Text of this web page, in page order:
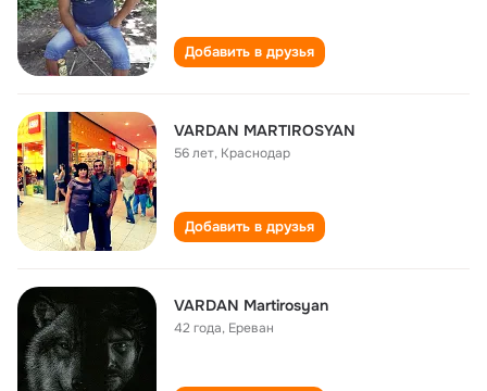
Добавить в друзья
VARDAN MARTIROSYAN
56 лет, Краснодар
Добавить в друзья
VARDAN Martirosyan
42 года, Ереван